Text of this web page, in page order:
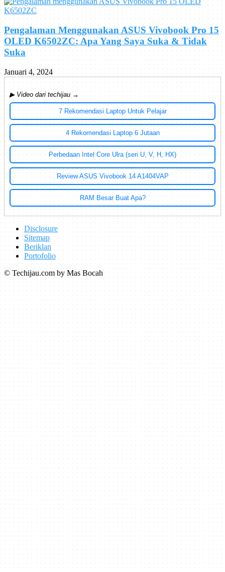
Pengalaman Menggunakan ASUS Vivobook Pro 15
OLED K6502ZC: Apa Yang Saya Suka & Tidak
Suka
Januari 4, 2024
▶ Video dari techijau →
7 Rekomendasi Laptop Untuk Pelajar
4 Rekomendasi Laptop 6 Jutaan
Perbedaan Intel Core Ulra (seri U, V, H, HX)
Review ASUS Vivobook 14 A1404VAP
RAM Besar Buat Apa?
Disclosure
Sitemap
Beriklan
Portofolio
© Techijau.com by Mas Bocah